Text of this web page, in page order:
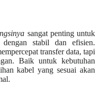
sangat penting untuk
dengan stabil dan efisien.
transfer data, tapi
Baik untuk kebutuhan
kabel yang sesuai akan